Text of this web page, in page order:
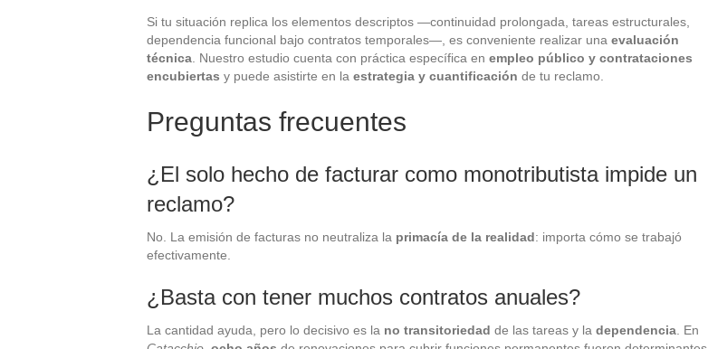
Si tu situación replica los elementos descriptos —continuidad prolongada, tareas estructurales,
dependencia funcional bajo contratos temporales—, es conveniente realizar una evaluación
técnica . Nuestro estudio cuenta con práctica específica en empleo público y contrataciones
encubiertas y puede asistirte en la estrategia y cuantificación de tu reclamo.
Preguntas frecuentes
¿El solo hecho de facturar como monotributista impide un
reclamo?
No. La emisión de facturas no neutraliza la primacía de la realidad: importa cómo se trabajó
efectivamente.
¿Basta con tener muchos contratos anuales?
La cantidad ayuda, pero lo decisivo es la no transitoriedad de las tareas y la dependencia . En